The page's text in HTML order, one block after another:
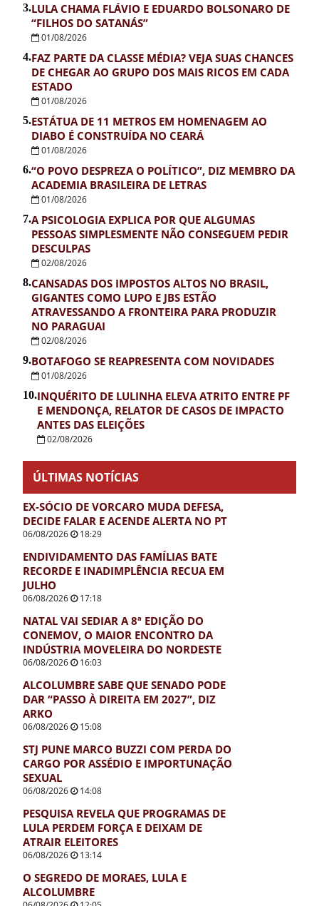
3.LULA CHAMA FLÁVIO E EDUARDO BOLSONARO DE
“FILHOS DO SATANÁS”
01/08/2026
4.FAZ PARTE DA CLASSE MÉDIA? VEJA SUAS CHANCES
DE CHEGAR AO GRUPO DOS MAIS RICOS EM CADA
ESTADO
01/08/2026
5.ESTÁTUA DE 11 METROS EM HOMENAGEM AO
DIABO É CONSTRUÍDA NO CEARÁ
01/08/2026
6.“O POVO DESPREZA O POLÍTICO”, DIZ MEMBRO DA
ACADEMIA BRASILEIRA DE LETRAS
01/08/2026
7.A PSICOLOGIA EXPLICA POR QUE ALGUMAS
PESSOAS SIMPLESMENTE NÃO CONSEGUEM PEDIR
DESCULPAS
02/08/2026
8.CANSADAS DOS IMPOSTOS ALTOS NO BRASIL,
GIGANTES COMO LUPO E JBS ESTÃO
ATRAVESSANDO A FRONTEIRA PARA PRODUZIR
NO PARAGUAI
02/08/2026
9.BOTAFOGO SE REAPRESENTA COM NOVIDADES
01/08/2026
10.INQUÉRITO DE LULINHA ELEVA ATRITO ENTRE PF
E MENDONÇA, RELATOR DE CASOS DE IMPACTO
ANTES DAS ELEIÇÕES
02/08/2026
ÚLTIMAS NOTÍCIAS
EX-SÓCIO DE VORCARO MUDA DEFESA,
DECIDE FALAR E ACENDE ALERTA NO PT
06/08/2026 18:29
ENDIVIDAMENTO DAS FAMÍLIAS BATE
RECORDE E INADIMPLÊNCIA RECUA EM
JULHO
06/08/2026 17:18
NATAL VAI SEDIAR A 8ª EDIÇÃO DO
CONEMOV, O MAIOR ENCONTRO DA
INDÚSTRIA MOVELEIRA DO NORDESTE
06/08/2026 16:03
ALCOLUMBRE SABE QUE SENADO PODE
DAR “PASSO À DIREITA EM 2027”, DIZ
ARKO
06/08/2026 15:08
STJ PUNE MARCO BUZZI COM PERDA DO
CARGO POR ASSÉDIO E IMPORTUNAÇÃO
SEXUAL
06/08/2026 14:08
PESQUISA REVELA QUE PROGRAMAS DE
LULA PERDEM FORÇA E DEIXAM DE
ATRAIR ELEITORES
06/08/2026 13:14
O SEGREDO DE MORAES, LULA E
ALCOLUMBRE